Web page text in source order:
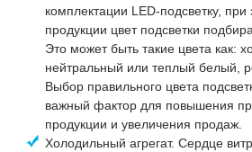
комплектации LED-подсветку,
продукции цвет подсветки
Это может быть такие цвета как:
нейтральный или теплый белый,
Выбор правильного цвета
важный фактор для повышения
продукции и увеличения продаж.
Холодильный агрегат. Сердце